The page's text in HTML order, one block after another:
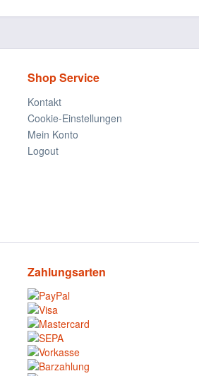
Shop Service
Kontakt
Cookie-Einstellungen
Mein Konto
Logout
Zahlungsarten